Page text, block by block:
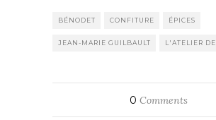
BÉNODET CONFITURE ÉPICES
JEAN-MARIE GUILBAULT L'ATELIER
0 Comments